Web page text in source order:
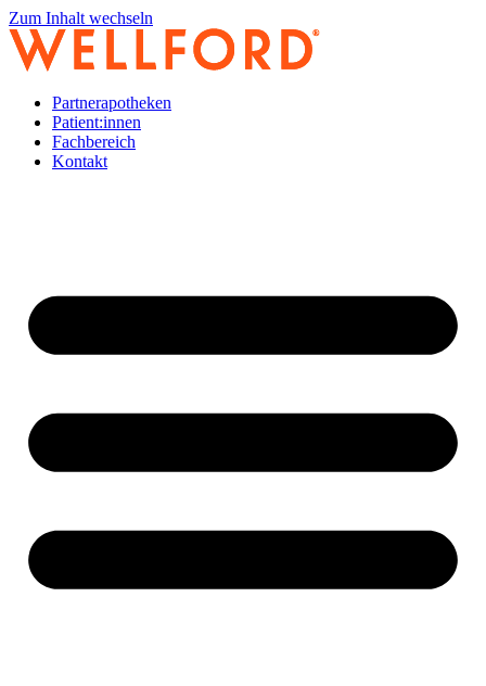
Zum Inhalt wechseln
Partnerapotheken
Patient:innen
Fachbereich
Kontakt